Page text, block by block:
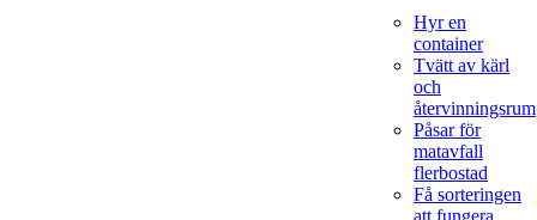
Hyr en
container
Tvätt av kärl
och
återvinningsrum
Påsar för
matavfall
flerbostad
Få sorteringen
att fungera